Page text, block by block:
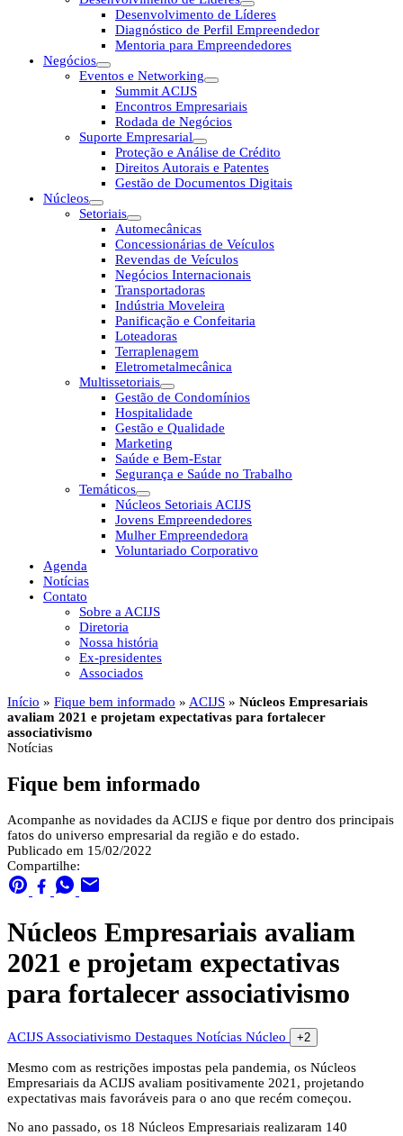
Desenvolvimento de Líderes
Diagnóstico de Perfil Empreendedor
Mentoria para Empreendedores
Negócios
Eventos e Networking
Summit ACIJS
Encontros Empresariais
Rodada de Negócios
Suporte Empresarial
Proteção e Análise de Crédito
Direitos Autorais e Patentes
Gestão de Documentos Digitais
Núcleos
Setoriais
Automecânicas
Concessionárias de Veículos
Revendas de Veículos
Negócios Internacionais
Transportadoras
Indústria Moveleira
Panificação e Confeitaria
Loteadoras
Terraplenagem
Eletrometalmecânica
Multissetoriais
Gestão de Condomínios
Hospitalidade
Gestão e Qualidade
Marketing
Saúde e Bem-Estar
Segurança e Saúde no Trabalho
Temáticos
Núcleos Setoriais ACIJS
Jovens Empreendedores
Mulher Empreendedora
Voluntariado Corporativo
Agenda
Notícias
Contato
Sobre a ACIJS
Diretoria
Nossa história
Ex-presidentes
Associados
Início » Fique bem informado » ACIJS » Núcleos Empresariais
avaliam 2021 e projetam expectativas para fortalecer
associativismo
Notícias
Fique bem informado
Acompanhe as novidades da ACIJS e fique por dentro dos principais
fatos do universo empresarial da região e do estado.
Publicado em 15/02/2022
Compartilhe:
Núcleos Empresariais avaliam
2021 e projetam expectativas
para fortalecer associativismo
ACIJS Associativismo Destaques Notícias Núcleo +2
Mesmo com as restrições impostas pela pandemia, os Núcleos
Empresariais da ACIJS avaliam positivamente 2021, projetando
expectativas mais favoráveis para o ano que recém começou.
No ano passado, os 18 Núcleos Empresariais realizaram 140